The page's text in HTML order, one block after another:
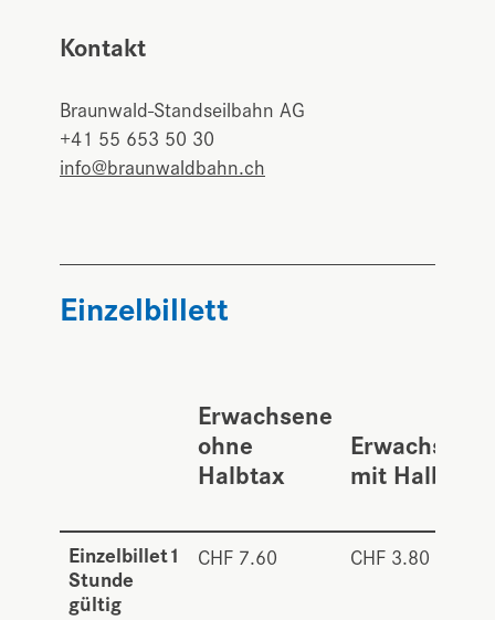
Kontakt
Braunwald-Standseilbahn AG
+41 55 653 50 30
info@braunwaldbahn.ch
Einzelbillett
Erwachsene
ohne
Halbtax
Erwachsene
mit Halbtax
Einzelbillet1
Stunde
gültig
CHF 7.60 CHF 3.80